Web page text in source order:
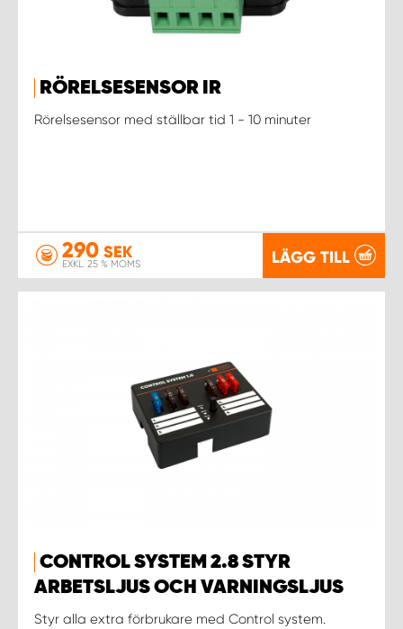
RÖRELSESENSOR IR
Rörelsesensor med ställbar tid 1 - 10 minuter
290 SEK
EXKL. 25 % MOMS LÄGG TILL
CONTROL SYSTEM 2.8 STYR
ARBETSLJUS OCH VARNINGSLJUS
Styr alla extra förbrukare med Control system.